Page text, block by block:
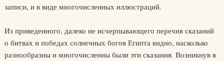
записи, и в виде многочисленных иллюстраций.
Из приведенного, далеко не исчерпывающего перечня сказаний
о битвах и победах солнечных богов Египта видно, насколько
разнообразны и многочисленны были эти сказания. Возникнув в